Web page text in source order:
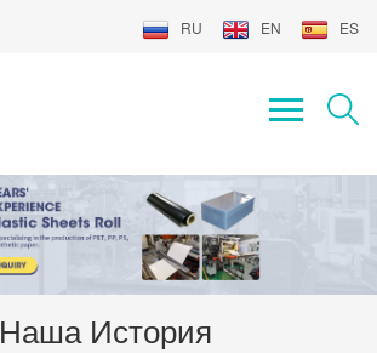
RU EN ES
Наша История